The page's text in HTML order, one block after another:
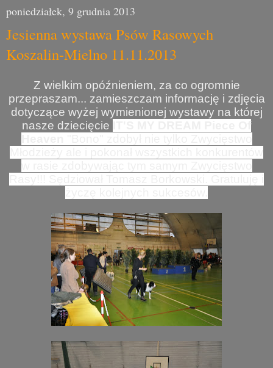
poniedziałek, 9 grudnia 2013
Jesienna wystawa Psów Rasowych
Koszalin-Mielno 11.11.2013
Z wielkim opóźnieniem, za co ogromnie
przepraszam... zamieszczam informację i zdjęcia
dotyczące wyżej wymienionej wystawy na której
nasze dziecięcie